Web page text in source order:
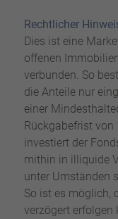
Rechtlicher
Dies ist eine
offenen
verbunden. So
die Anteile nur
einer
Rückgabefrist von
investiert der
mithin in illiquide
unter Umständen
So ist es möglich,
verzögert erfolgen